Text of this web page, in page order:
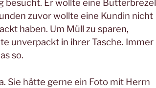
besucht. Er wollte eine Butterbrezel
zuvor wollte eine Kundin nicht
haben. Um Müll zu sparen,
unverpackt in ihrer Tasche. Immer
so.
Sie hätte gerne ein Foto mit Herrn